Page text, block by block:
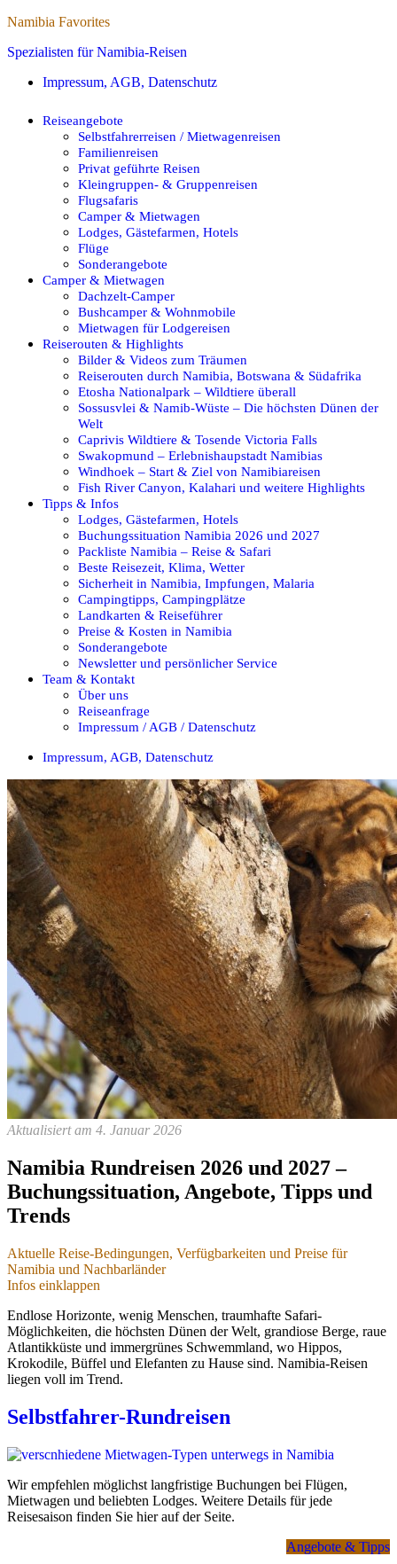
Namibia Favorites
Spezialisten für Namibia-Reisen
Impressum, AGB, Datenschutz
Reiseangebote
Selbstfahrerreisen / Mietwagenreisen
Familienreisen
Privat geführte Reisen
Kleingruppen- & Gruppenreisen
Flugsafaris
Camper & Mietwagen
Lodges, Gästefarmen, Hotels
Flüge
Sonderangebote
Camper & Mietwagen
Dachzelt-Camper
Bushcamper & Wohnmobile
Mietwagen für Lodgereisen
Reiserouten & Highlights
Bilder & Videos zum Träumen
Reiserouten durch Namibia, Botswana & Südafrika
Etosha Nationalpark – Wildtiere überall
Sossusvlei & Namib-Wüste – Die höchsten Dünen der
Welt
Caprivis Wildtiere & Tosende Victoria Falls
Swakopmund – Erlebnishaupstadt Namibias
Windhoek – Start & Ziel von Namibiareisen
Fish River Canyon, Kalahari und weitere Highlights
Tipps & Infos
Lodges, Gästefarmen, Hotels
Buchungssituation Namibia 2026 und 2027
Packliste Namibia – Reise & Safari
Beste Reisezeit, Klima, Wetter
Sicherheit in Namibia, Impfungen, Malaria
Campingtipps, Campingplätze
Landkarten & Reiseführer
Preise & Kosten in Namibia
Sonderangebote
Newsletter und persönlicher Service
Team & Kontakt
Über uns
Reiseanfrage
Impressum / AGB / Datenschutz
Impressum, AGB, Datenschutz
Aktualisiert am 4. Januar 2026
Namibia Rundreisen 2026 und 2027 –
Buchungssituation, Angebote, Tipps und
Trends
Verfügbarkeiten und Preise
- für Namibia und Nachbarländer
Stand 04.01.2026
Sicherheit und Einreise
Hohe Sicherheit, keine Reisewarnungen
Namibia und Botswana sind auch 2026 wieder als Reiseländer
mit europäischem Sicherheits-Niveau klassifiziert.
(A3M Risikokarte - Weltweite Reisesicherheit 2026
Aktuelle Reise-Bedingungen, Verfügbarkeiten und Preise für
Namibia und Nachbarländer
Infos einklappen
Endlose Horizonte, wenig Menschen, traumhafte Safari-
Möglichkeiten, die höchsten Dünen der Welt, grandiose Berge, raue
Atlantikküste und immergrünes Schwemmland, wo Hippos,
Krokodile, Büffel und Elefanten zu Hause sind. Namibia-Reisen
liegen voll im Trend.
Selbstfahrer-Rundreisen
Wir empfehlen möglichst langfristige Buchungen bei Flügen,
Mietwagen und beliebten Lodges. Weitere Details für jede
Reisesaison finden Sie hier auf der Seite.
Angebote & Tipps